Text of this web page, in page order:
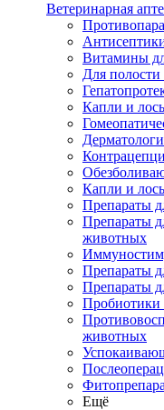
Ветеринарная
Витамины
Для
Капли и
Капли и
Препараты
Препараты
животных
Препараты
Препараты
Пробиотики
животных
Ещё